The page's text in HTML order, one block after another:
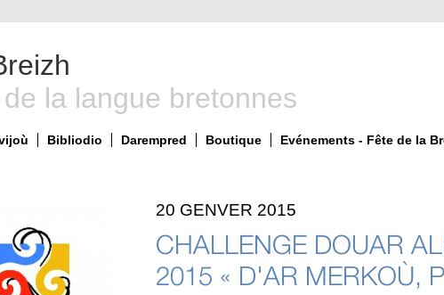
la langue bretonnes
Bibliodio Darempred Boutique Evénements - Fête de la
20 GENVER 2015
CHALLENGE DOUAR
2015 « D'AR MERKOÙ,